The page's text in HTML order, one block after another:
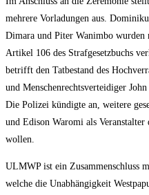
mehrere Vorladungen aus.
Dimara und Piter Wanimbo wurden
Artikel 106 des Strafgesetzbuchs
betrifft den Tatbestand des
und Menschenrechtsverteidiger
Die Polizei kündigte an, weitere
und Edison Waromi als
wollen.
ULMWP ist ein Zusammenschluss
welche die Unabhängigkeit